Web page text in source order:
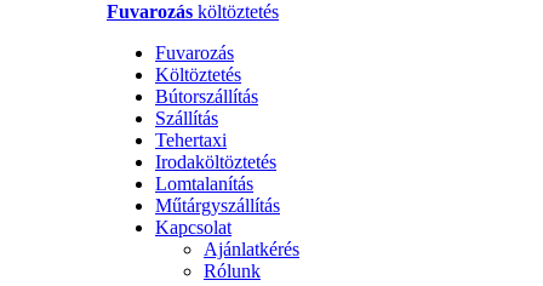
Fuvarozás költöztetés
Fuvarozás
Költöztetés
Bútorszállítás
Szállítás
Tehertaxi
Irodaköltöztetés
Lomtalanítás
Műtárgyszállítás
Kapcsolat
Ajánlatkérés
Rólunk